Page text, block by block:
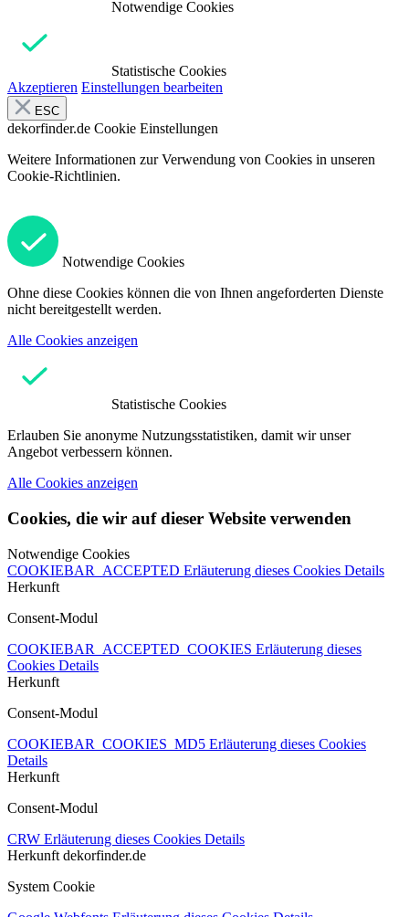
Notwendige Cookies
Statistische Cookies
Akzeptieren Einstellungen bearbeiten
ESC
dekorfinder.de Cookie Einstellungen
Weitere Informationen zur Verwendung von Cookies in unseren
Cookie-Richtlinien.
Notwendige Cookies
Ohne diese Cookies können die von Ihnen angeforderten Dienste
nicht bereitgestellt werden.
Alle Cookies anzeigen
Statistische Cookies
Erlauben Sie anonyme Nutzungsstatistiken, damit wir unser
Angebot verbessern können.
Alle Cookies anzeigen
Cookies, die wir auf dieser Website verwenden
Notwendige Cookies
COOKIEBAR_ACCEPTED Erläuterung dieses Cookies Details
Herkunft
Consent-Modul
COOKIEBAR_ACCEPTED_COOKIES Erläuterung dieses
Cookies Details
Herkunft
Consent-Modul
COOKIEBAR_COOKIES_MD5 Erläuterung dieses Cookies
Details
Herkunft
Consent-Modul
CRW Erläuterung dieses Cookies Details
Herkunft dekorfinder.de
System Cookie